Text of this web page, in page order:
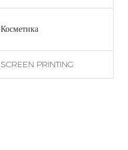
Косметика
SCREEN PRINTING